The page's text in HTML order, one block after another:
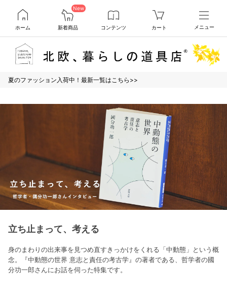
ホーム
New
新着商品 コンテンツ カート メニュー
夏のファッション入荷中！最新一覧はこちら>>
立ち止まって、考える
身のまわりの出来事を見つめ直すきっかけをくれる「中動態」という概
念。『中動態の世界 意志と責任の考古学』の著者である、哲学者の國
分功一郎さんにお話を伺った特集です。